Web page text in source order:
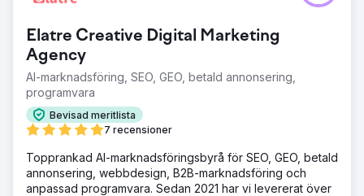
Elatre Creative Digital Marketing
Agency
AI-marknadsföring, SEO, GEO, betald annonsering,
programvara
Bevisad meritlista
7 recensioner
Topprankad AI-marknadsföringsbyrå för SEO, GEO, betald
annonsering, webbdesign, B2B-marknadsföring och
anpassad programvara. Sedan 2021 har vi levererat över